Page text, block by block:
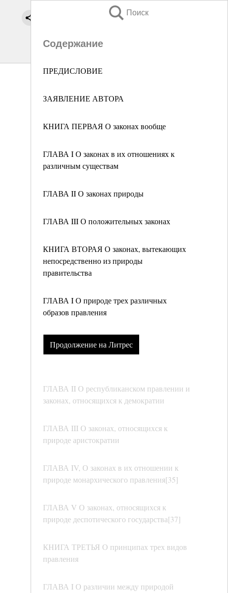
Поиск
Содержание
ПРЕДИСЛОВИЕ
ЗАЯВЛЕНИЕ АВТОРА
КНИГА ПЕРВАЯ О законах вообще
ГЛАВА I О законах в их отношениях к
различным существам
ГЛАВА II О законах природы
ГЛАВА III О положительных законах
КНИГА ВТОРАЯ О законах, вытекающих
непосредственно из природы
правительства
ГЛАВА I О природе трех различных
образов правления
Продолжение на Литрес
ГЛАВА II О республиканском правлении и
законах, относящихся к демократии
ГЛАВА III О законах, относящихся к
природе аристократии
ГЛАВА IV, О законах в их отношении к
природе монархического правления[35]
ГЛАВА V О законах, относящихся к
природе деспотического государства[37]
КНИГА ТРЕТЬЯ О принципах трех видов
правления
ГЛАВА I О различии между природой